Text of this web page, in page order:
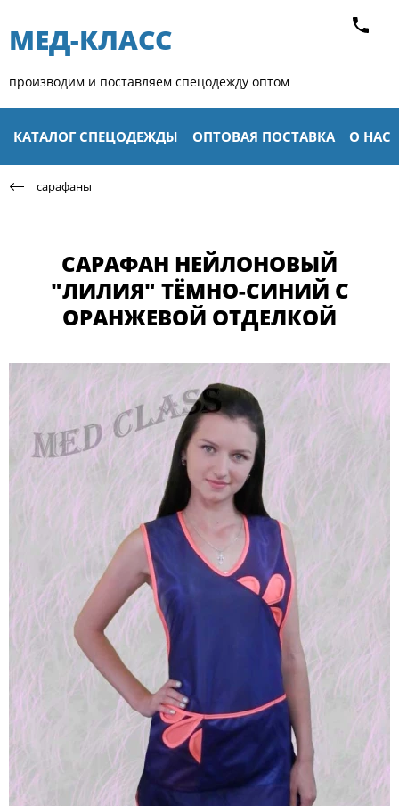
МЕД-КЛАСС​
производим и поставляем спецодежду оптом
КАТАЛОГ СПЕЦОДЕЖДЫ ОПТОВАЯ ПОСТАВКА О НАС
сарафаны
САРАФАН НЕЙЛОНОВЫЙ
"ЛИЛИЯ" ТЁМНО-СИНИЙ С
ОРАНЖЕВОЙ ОТДЕЛКОЙ